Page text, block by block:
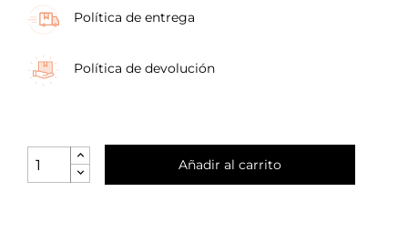
Política de entrega
Política de devolución
Añadir al carrito